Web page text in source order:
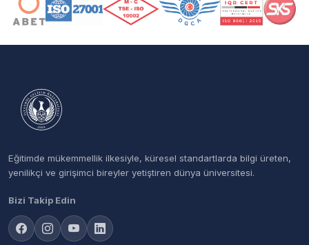
Eğitimde mükemmellik ilkesiyle, küresel standartlarda bilgi üreten,
yenilikçi ve girişimci bireyler yetiştiren dünya üniversitesi.
Bizi Takip Edin